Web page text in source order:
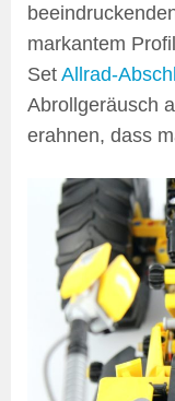
markantem
Set Allrad-
Abrollgeräusch
erahnen, dass